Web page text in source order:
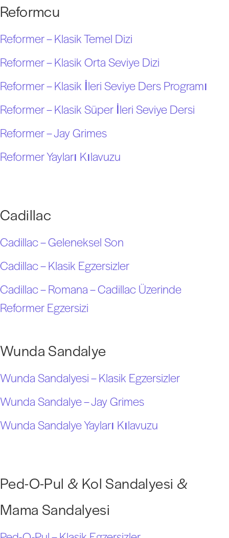
Reformcu
Reformer – Klasik Temel Dizi
Reformer – Klasik Orta Seviye Dizi
Reformer – Klasik İleri Seviye Ders Programı
Reformer – Klasik Süper İleri Seviye Dersi
Reformer – Jay Grimes
Reformer Yayları Kılavuzu
Cadillac
Cadillac – Geleneksel Son
Cadillac – Klasik Egzersizler
Cadillac – Romana – Cadillac Üzerinde
Reformer Egzersizi
Wunda Sandalye
Wunda Sandalyesi – Klasik Egzersizler
Wunda Sandalye – Jay Grimes
Wunda Sandalye Yayları Kılavuzu
Ped-O-Pul & Kol Sandalyesi &
Mama Sandalyesi